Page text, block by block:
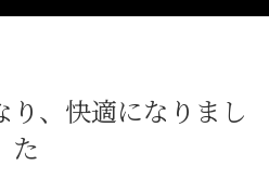
り、快適になりまし
た